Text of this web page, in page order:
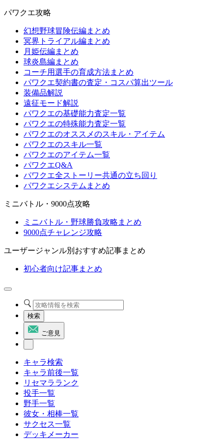
パワクエ攻略
幻想野球冒険伝編まとめ
冥界トライアル編まとめ
月姫伝編まとめ
球炎島編まとめ
コーチ用選手の育成方法まとめ
パワクエ契約書の査定・コスパ算出ツール
装備品解説
遠征モード解説
パワクエの基礎能力査定一覧
パワクエの特殊能力査定一覧
パワクエのオススメのスキル・アイテム
パワクエのスキル一覧
パワクエのアイテム一覧
パワクエQ&A
パワクエ全ストーリー共通の立ち回り
パワクエシステムまとめ
ミニバトル・9000点攻略
ミニバトル・野球勝負攻略まとめ
9000点チャレンジ攻略
ユーザージャンル別おすすめ記事まとめ
初心者向け記事まとめ
検索
ご意見
キャラ検索
キャラ前後一覧
リセマラランク
投手一覧
野手一覧
彼女・相棒一覧
サクセス一覧
デッキメーカー